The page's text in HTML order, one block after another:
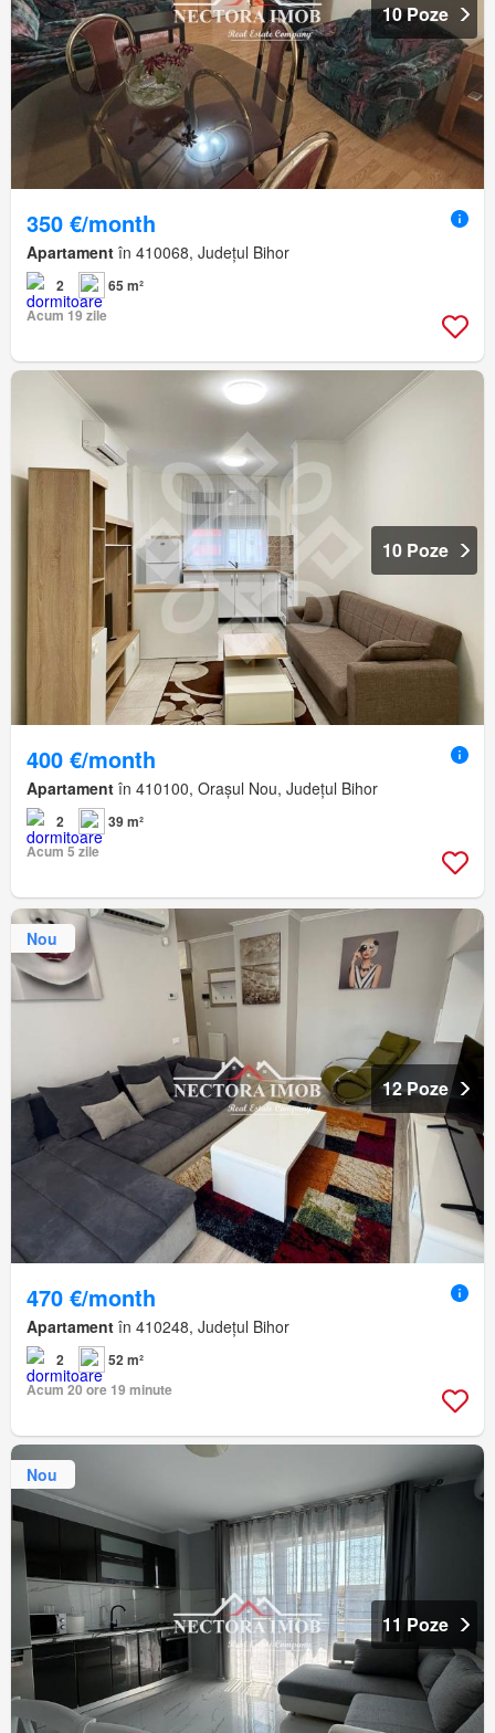
10 Poze
350 €/month
Apartament în 410068, Județul Bihor
2
65 m²
Acum 19 zile
10 Poze
400 €/month
Apartament în 410100, Orașul Nou, Județul Bihor
2
39 m²
Acum 5 zile
Nou
12 Poze
470 €/month
Apartament în 410248, Județul Bihor
2
52 m²
Acum 20 ore 19 minute
Nou
11 Poze